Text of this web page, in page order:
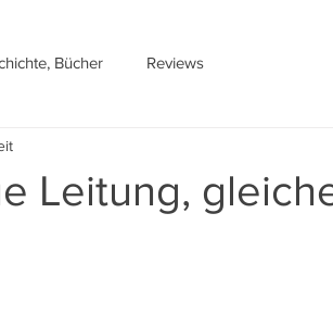
Bücher Reviews
Leitung,